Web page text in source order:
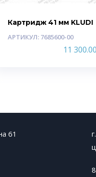
Картридж 41 мм KLUDI
АРТИКУЛ: 7685600-00
11 300.00
61